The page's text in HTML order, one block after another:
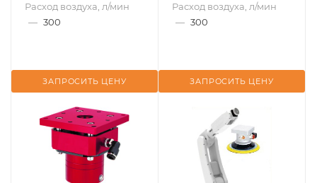
Расход воздуха, л/мин
— 300
ЗАПРОСИТЬ ЦЕНУ
Расход воздуха, л/мин
— 300
ЗАПРОСИТЬ ЦЕНУ